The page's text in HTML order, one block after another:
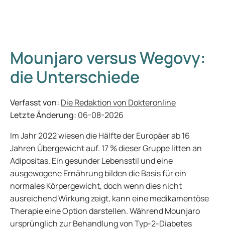
Mounjaro versus Wegovy:
die Unterschiede
Verfasst von: Die Redaktion von Dokteronline
Letzte Änderung: 06-08-2026
Im Jahr 2022 wiesen die Hälfte der Europäer ab 16
Jahren Übergewicht auf. 17 % dieser Gruppe litten an
Adipositas. Ein gesunder Lebensstil und eine
ausgewogene Ernährung bilden die Basis für ein
normales Körpergewicht, doch wenn dies nicht
ausreichend Wirkung zeigt, kann eine medikamentöse
Therapie eine Option darstellen. Während Mounjaro
ursprünglich zur Behandlung von Typ-2-Diabetes